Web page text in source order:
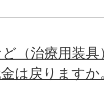
（治療用装
は戻りますか